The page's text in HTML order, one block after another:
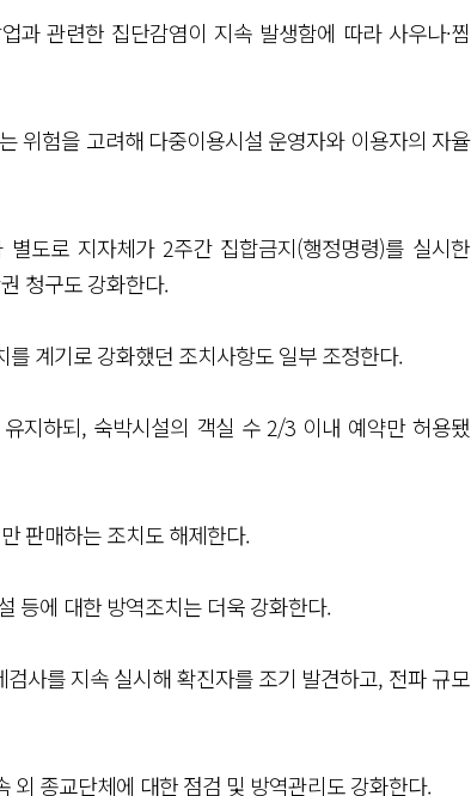
과 관련한 집단감염이 지속 발생함에 따라 사우나·찜
위험을 고려해 다중이용시설 운영자와 이용자의 자율
도로 지자체가 2주간 집합금지(행정명령)를 실시한
청구도 강화한다.
계기로 강화했던 조치사항도 일부 조정한다.
지하되, 숙박시설의 객실 수 2/3 이내 예약만 허용됐
판매하는 조치도 해제한다.
등에 대한 방역조치는 더욱 강화한다.
사를 지속 실시해 확진자를 조기 발견하고, 전파 규모
외 종교단체에 대한 점검 및 방역관리도 강화한다.